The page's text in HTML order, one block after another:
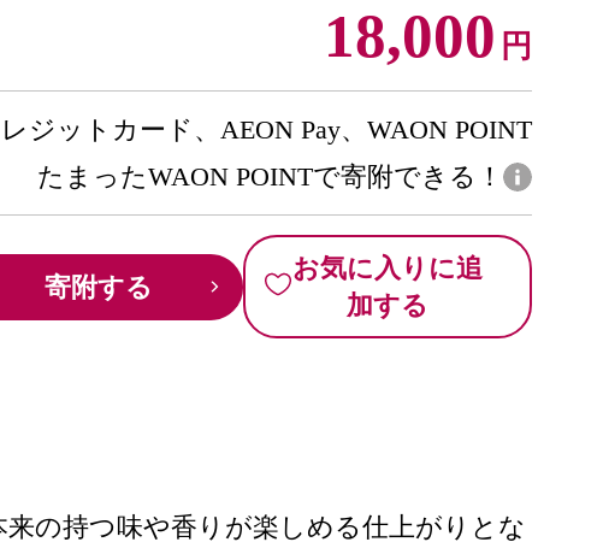
18,000 円
ジットカード、AEON Pay、WAON POINT
たまったWAON POINTで寄附できる！
寄附する
お気に入りに追
加する
の持つ味や香りが楽しめる仕上がりとな